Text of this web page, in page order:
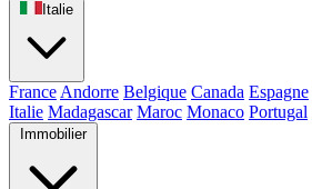
Italie
France Andorre Belgique Canada Espagne
Italie Madagascar Maroc Monaco Portugal
Immobilier